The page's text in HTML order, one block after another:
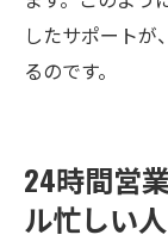
したサポートが
るのです。
24時間営
ル忙しい